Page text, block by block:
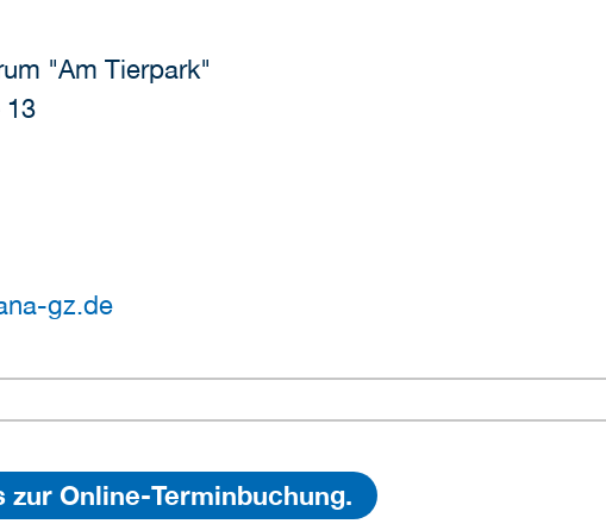
"Am Tierpark"
13
gz.de
Online-Terminbuchung.